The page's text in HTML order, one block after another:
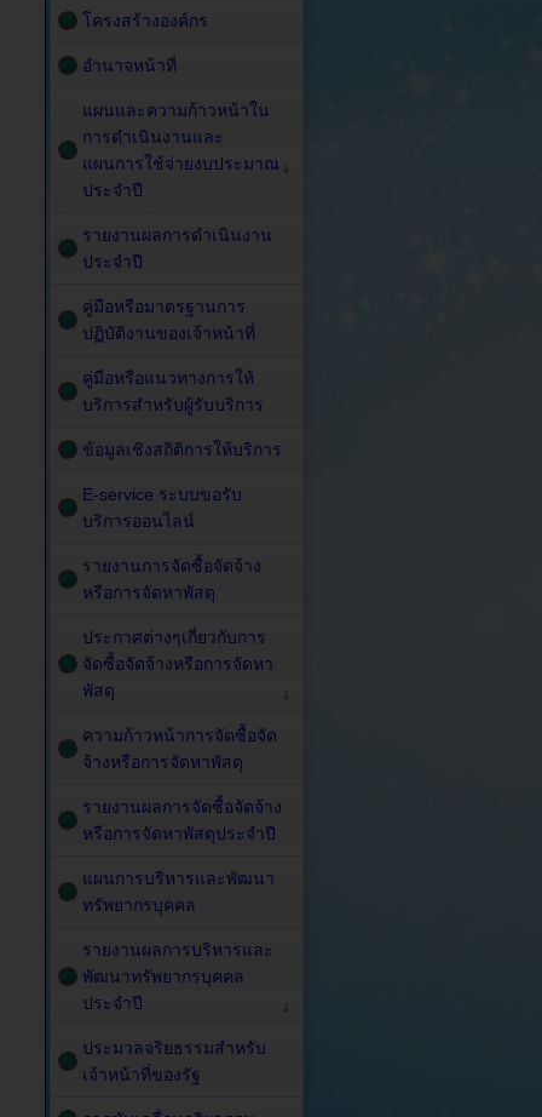
โครงสร้างองค์กร
อำนาจหน้าที่
แผนและความก้าวหน้าใน
การดำเนินงานและ
แผนการใช้จ่ายงบประมาณ
ประจำปี
รายงานผลการดำเนินงาน
ประจำปี
คู่มือหรือมาตรฐานการ
ปฏิบัติงานของเจ้าหน้าที่
คู่มือหรือแนวทางการให้
บริการสำหรับผู้รับบริการ
ข้อมูลเชิงสถิติการให้บริการ
E-service ระบบขอรับ
บริการออนไลน์
รายงานการจัดซื้อจัดจ้าง
หรือการจัดหาพัสดุ
ประกาศต่างๆเกี่ยวกับการ
จัดซื้อจัดจ้างหรือการจัดหา
พัสดุ
ความก้าวหน้าการจัดซื้อจัด
จ้างหรือการจัดหาพัสดุ
รายงานผลการจัดซื้อจัดจ้าง
หรือการจัดหาพัสดุประจำปี
แผนการบริหารและพัฒนา
ทรัพยากรบุคคล
รายงานผลการบริหารและ
พัฒนาทรัพยากรบุคคล
ประจำปี
ประมวลจริยธรรมสำหรับ
เจ้าหน้าที่ของรัฐ